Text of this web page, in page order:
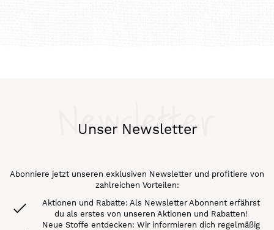
Unser Newsletter
Newsletter
Abonniere jetzt unseren exklusiven Newsletter und profitiere von
zahlreichen Vorteilen:
Aktionen und Rabatte: Als Newsletter Abonnent erfährst
du als erstes von unseren Aktionen und Rabatten!
Neue Stoffe entdecken: Wir informieren dich regelmäßig